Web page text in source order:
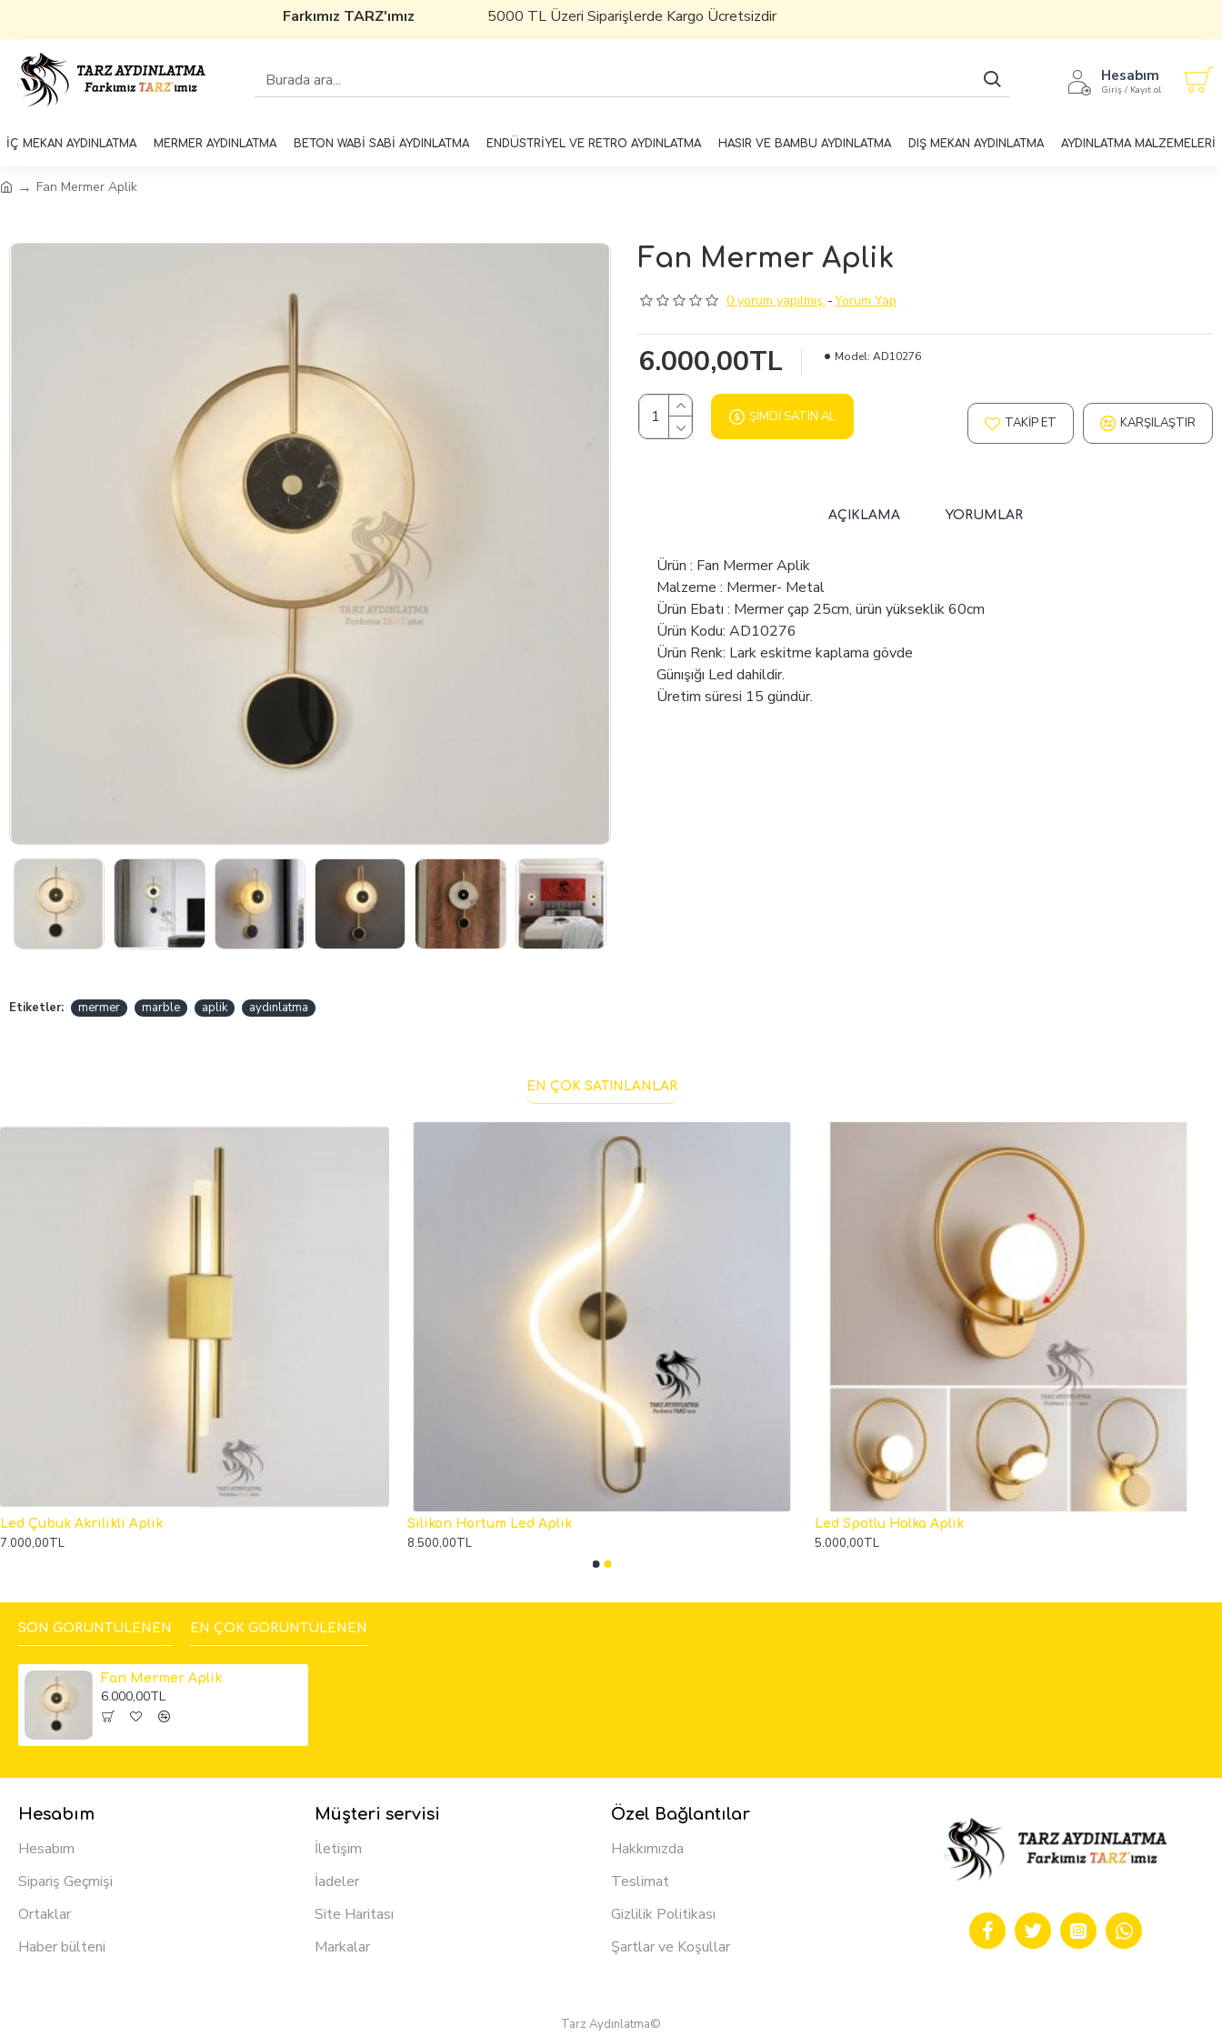
Farkımız TARZ'ımız5000 TL Üzeri Siparişlerde Kargo Ücretsizdir
Hesabım
Giriş / Kayıt ol
İÇ MEKAN AYDINLATMA MERMER AYDINLATMA BETON WABİ SABİ AYDINLATMA ENDÜSTRİYEL VE RETRO AYDINLATMA HASIR VE BAMBU AYDINLATMA DIŞ MEKAN AYDINLATMA AYDINLATMA MALZEMELERİ
Fan Mermer Aplik
Fan Mermer Aplik
0 yorum yapılmış. -Yorum Yap
6.000,00TL Model: AD10276
ŞIMDI SATIN AL TAKIP ET KARŞILAŞTIR
AÇIKLAMA YORUMLAR
Ürün : Fan Mermer Aplik
Malzeme : Mermer- Metal
Ürün Ebatı : Mermer çap 25cm, ürün yükseklik 60cm
Ürün Kodu: AD10276
Ürün Renk: Lark eskitme kaplama gövde
Günışığı Led dahildir.
Üretim süresi 15 gündür.
Etiketler: mermer marble aplik aydınlatma
EN ÇOK SATINLANLAR
Led Çubuk Akrilikli Aplik
7.000,00TL
Silikon Hortum Led Aplik
8.500,00TL
Led Spotlu Halka Aplik
5.000,00TL
SON GÖRÜNTÜLENEN EN ÇOK GÖRÜNTÜLENEN
Fan Mermer Aplik
6.000,00TL
Hesabım
Hesabım
Sipariş Geçmişi
Ortaklar
Haber bülteni
Müşteri servisi
İletişim
İadeler
Site Haritası
Markalar
Özel Bağlantılar
Hakkımızda
Teslimat
Gizlilik Politikası
Şartlar ve Koşullar
Tarz Aydınlatma©